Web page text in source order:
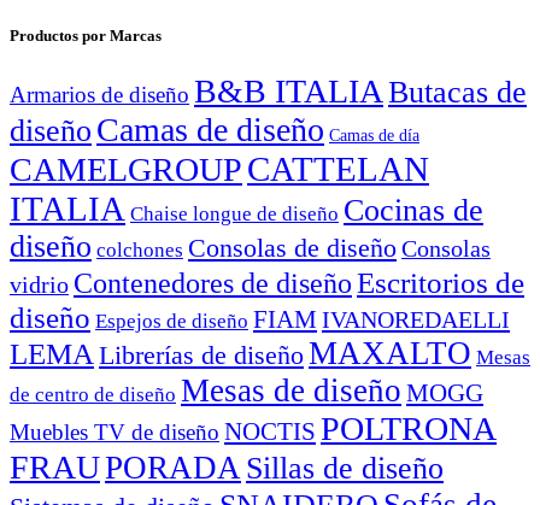
Productos por Marcas
Armarios de diseño B&B ITALIAButacas de
diseño Camas de diseño Camas de día
CAMELGROUPCATTELAN
ITALIA Chaise longue de diseño Cocinas de
diseño colchones Consolas de diseñoConsolas
vidrio Contenedores de diseñoEscritorios de
diseño Espejos de diseño FIAM IVANOREDAELLI
LEMA Librerías de diseñoMAXALTO Mesas
de centro de diseño Mesas de diseño MOGG
Muebles TV de diseño NOCTIS POLTRONA
FRAUPORADASillas de diseño